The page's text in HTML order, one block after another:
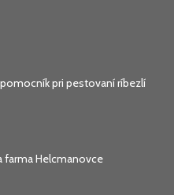
pri pestovaní ríbezlí
farma Helcmanovce